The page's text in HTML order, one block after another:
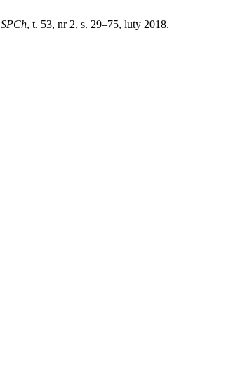
SPCh, t. 53, nr 2, s. 29–75, luty 2018.